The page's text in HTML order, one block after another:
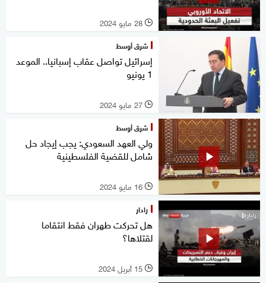
l 28 مايو 2024
شرق أوسط
إسرائيل تواصل عقاب إسبانيا.. الموعد
1 يونيو
l 27 مايو 2024
شرق أوسط
ولي العهد السعودي: يجب إيجاد حل
شامل للقضية الفلسطينية
l 16 مايو 2024
رادار
هل تحركت طهران فقط انتقاما
لقتلاها؟
l 15 أبريل 2024